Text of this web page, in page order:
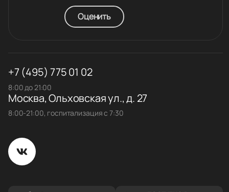
Оценить
+7 (495) 775 01 02
8:00 до 21:00
Москва, Ольховская ул., д. 27
8:00-21:00, госпитализация с 7:30